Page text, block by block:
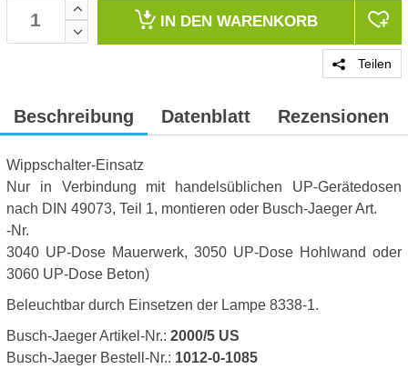
IN DEN WARENKORB
Teilen
Beschreibung Datenblatt Rezensionen
Wippschalter-Einsatz
Nur in Verbindung mit handelsüblichen UP-Gerätedosen
nach DIN 49073, Teil 1, montieren oder Busch-Jaeger Art.
-Nr.
3040 UP-Dose Mauerwerk, 3050 UP-Dose Hohlwand oder
3060 UP-Dose Beton)
Beleuchtbar durch Einsetzen der Lampe 8338-1.
Busch-Jaeger Artikel-Nr.: 2000/5 US
Busch-Jaeger Bestell-Nr.: 1012-0-1085